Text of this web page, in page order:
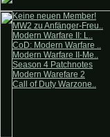
Keine neuen Member!
MW2 zu Anfänger-Freu..
Modern Warfare II: L..
CoD: Modern Warfare ..
Modern Warfare II-Me..
Season 4 Patchnotes
Modern Warefare 2
Call of Duty Warzone..